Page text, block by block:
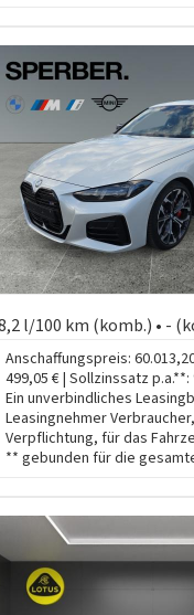
l/100 km (komb.) • -
Anschaffungspreis:
499,05 € | Sollzinssatz
Ein unverbindliches
Leasingnehmer
Verpflichtung, für das
** gebunden für die